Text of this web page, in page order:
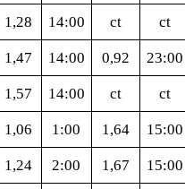
1,28 14:00 ct ct
1,47 14:00 0,92 23:00
1,57 14:00 ct ct
1,06 1:00 1,64 15:00
1,24 2:00 1,67 15:00